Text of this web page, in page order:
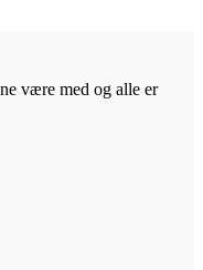
være med og alle er